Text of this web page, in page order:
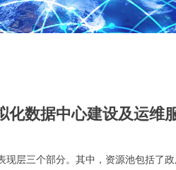
化数据中心建设及运维
层三个部分。其中，资源池包括了